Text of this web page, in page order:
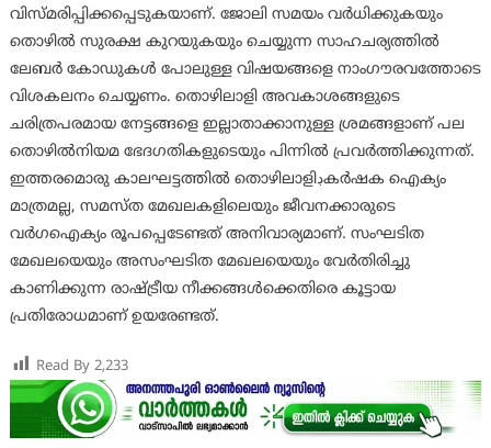
വിസ്മരിപ്പിക്കപ്പെടുകയാണ്. ജോലി സമയം വര്‍ധിക്കുകയും
തൊഴില്‍ സുരക്ഷ കുറയുകയും ചെയ്യുന്ന സാഹചര്യത്തില്‍
ലേബര്‍ കോഡുകള്‍ പോലുള്ള വിഷയങ്ങളെ നാംഗൗരവത്തോടെ
വിശകലനം ചെയ്യണം. തൊഴിലാളി അവകാശങ്ങളുടെ
ചരിത്രപരമായ നേട്ടങ്ങളെ ഇല്ലാതാക്കാനുള്ള ശ്രമങ്ങളാണ് പല
തൊഴില്‍നിയമ ഭേദഗതികളുടെയും പിന്നില്‍ പ്രവര്‍ത്തിക്കുന്നത്.
ഇത്തരമൊരു കാലഘട്ടത്തില്‍ തൊഴിലാളിڊകര്‍ഷക ഐക്യം
മാത്രമല്ല, സമസ്ത മേഖലകളിലെയും ജീവനക്കാരുടെ
വര്‍ഗഐക്യം രൂപപ്പെടേണ്ടത് അനിവാര്യമാണ്. സംഘടിത
മേഖലയെയും അസംഘടിത മേഖലയെയും വേര്‍തിരിച്ചു
കാണിക്കുന്ന രാഷ്ട്രീയ നീക്കങ്ങള്‍ക്കെതിരെ കൂട്ടായ
പ്രതിരോധമാണ് ഉയരേണ്ടത്.
Read By 2,233